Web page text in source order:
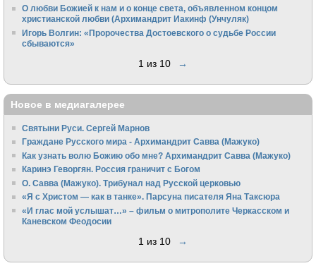
О любви Божией к нам и о конце света, объявленном концом
христианской любви (Архимандрит Иакинф (Унчуляк)
Игорь Волгин: «Пророчества Достоевского о судьбе России
сбываются»
1 из 10 →
Новое в медиагалерее
Святыни Руси. Сергей Марнов
Граждане Русского мира - Архимандрит Савва (Мажуко)
Как узнать волю Божию обо мне? Архимандрит Савва (Мажуко)
Каринэ Геворгян. Россия граничит с Богом
О. Савва (Мажуко). Трибунал над Русской церковью
«Я с Христом — как в танке». Парсуна писателя Яна Таксюра
«И глас мой услышат…» – фильм о митрополите Черкасском и
Каневском Феодосии
1 из 10 →